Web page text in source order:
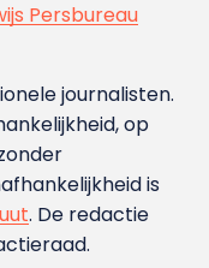
Persbureau
journalisten.
op
is
. De redactie